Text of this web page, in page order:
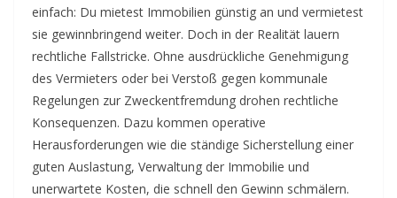
einfach: Du mietest Immobilien günstig an und vermietest
sie gewinnbringend weiter. Doch in der Realität lauern
rechtliche Fallstricke. Ohne ausdrückliche Genehmigung
des Vermieters oder bei Verstoß gegen kommunale
Regelungen zur Zweckentfremdung drohen rechtliche
Konsequenzen. Dazu kommen operative
Herausforderungen wie die ständige Sicherstellung einer
guten Auslastung, Verwaltung der Immobilie und
unerwartete Kosten, die schnell den Gewinn schmälern.